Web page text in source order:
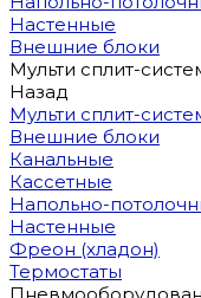
Настенные
Внешние блоки
Мульти сплит-
Назад
Мульти сплит-
Внешние блоки
Канальные
Кассетные
Напольно-
Настенные
Фреон (хладон)
Термостаты